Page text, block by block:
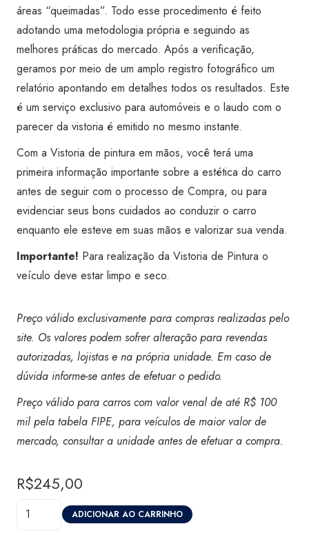
áreas “queimadas”. Todo esse procedimento é feito
adotando uma metodologia própria e seguindo as
melhores práticas do mercado. Após a verificação,
geramos por meio de um amplo registro fotográfico um
relatório apontando em detalhes todos os resultados. Este
é um serviço exclusivo para automóveis e o laudo com o
parecer da vistoria é emitido no mesmo instante.
Com a Vistoria de pintura em mãos, você terá uma
primeira informação importante sobre a estética do carro
antes de seguir com o processo de Compra, ou para
evidenciar seus bons cuidados ao conduzir o carro
enquanto ele esteve em suas mãos e valorizar sua venda.
Importante! Para realização da Vistoria de Pintura o
veículo deve estar limpo e seco.
Preço válido exclusivamente para compras realizadas pelo
site. Os valores podem sofrer alteração para revendas
autorizadas, lojistas e na própria unidade. Em caso de
dúvida informe-se antes de efetuar o pedido.
Preço válido para carros com valor venal de até R$ 100
mil pela tabela FIPE, para veículos de maior valor de
mercado, consultar a unidade antes de efetuar a compra.
R$245,00
Vistoria
ADICIONAR AO CARRINHO